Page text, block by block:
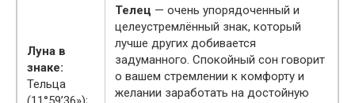
Луна в
знаке:
Тельца
Телец — очень упорядоченный и
целеустремлённый знак, который
лучше других добивается
задуманного. Спокойный сон говорит
о вашем стремлении к комфорту и
желании заработать на достойную